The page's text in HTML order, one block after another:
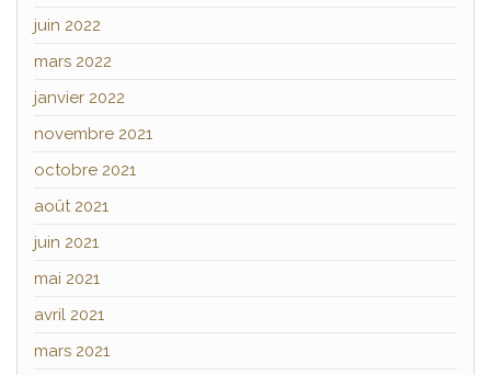
juin 2022
mars 2022
janvier 2022
novembre 2021
octobre 2021
août 2021
juin 2021
mai 2021
avril 2021
mars 2021